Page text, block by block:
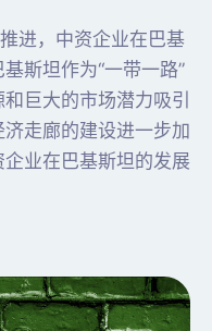
进，中资企业在巴基
斯坦作为“一带一路”
巨大的市场潜力吸引
走廊的建设进一步加
业在巴基斯坦的发展